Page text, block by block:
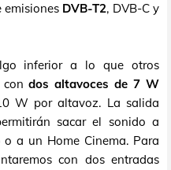
emisiones DVB-T2, DVB-C y
inferior a lo que otros
condos altavoces de 7 W
W por altavoz. La salida
sacar el sonido a
a un Home Cinema. Para
con dos entradas